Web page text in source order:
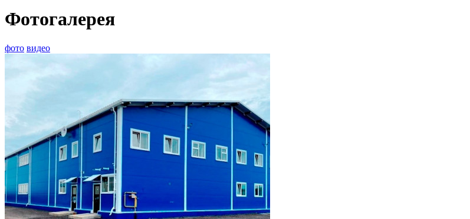
Фотогалерея
фото видео